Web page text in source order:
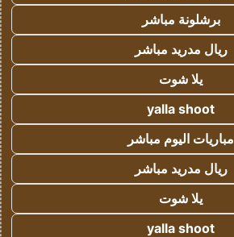
برشلونة مباشر
ريال مدريد مباشر
يلا شوت
yalla shoot
مباريات اليوم مباشر
ريال مدريد مباشر
يلا شوت
yalla shoot